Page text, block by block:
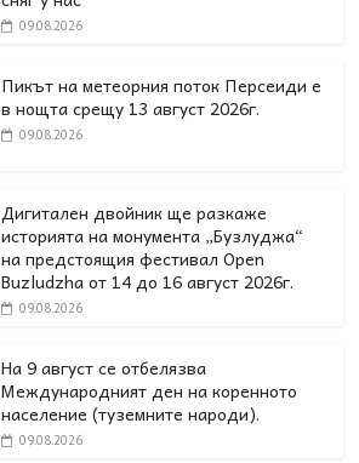
09.08.2026
Пикът на метеорния поток Персеиди е
в нощта срещу 13 август 2026г.
09.08.2026
Дигитален двойник ще разкаже
историята на монумента „Бузлуджа“
на предстоящия фестивал Open
Buzludzha от 14 до 16 август 2026г.
09.08.2026
На 9 август се отбелязва
Международният ден на коренното
население (туземните народи).
09.08.2026